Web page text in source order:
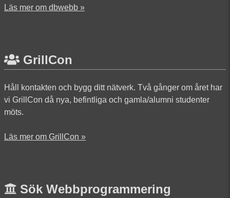
Läs mer om dbwebb »
GrillCon
Håll kontakten och bygg ditt nätverk. Två gånger om året har
vi GrillCon då nya, befintliga och gamla/alumni studenter
möts.
Läs mer om GrillCon »
Sök Webbprogrammering